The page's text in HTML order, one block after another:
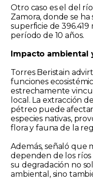
Otro caso es el del
Zamora, donde se
superficie de
período de 10 años.
Impacto ambiental
Torres Beristain
funciones
estrechamente
local. La extracción
pétreo puede
especies nativas,
flora y fauna de la
Además, señaló que
dependen de los
su degradación no
ambiental, sino